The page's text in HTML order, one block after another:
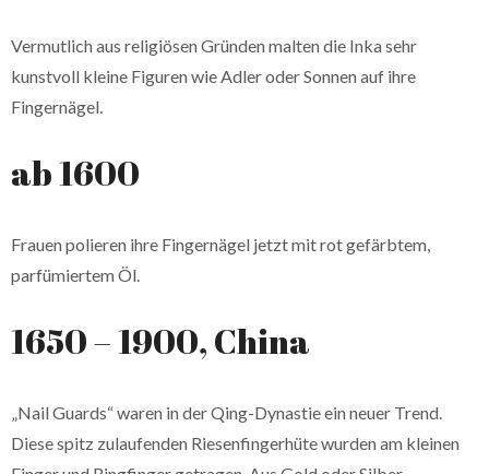
Vermutlich aus religiösen Gründen malten die Inka sehr
kunstvoll kleine Figuren wie Adler oder Sonnen auf ihre
Fingernägel.
ab 1600
Frauen polieren ihre Fingernägel jetzt mit rot gefärbtem,
parfümiertem Öl.
1650 – 1900, China
„Nail Guards“ waren in der Qing-Dynastie ein neuer Trend.
Diese spitz zulaufenden Riesenfingerhüte wurden am kleinen